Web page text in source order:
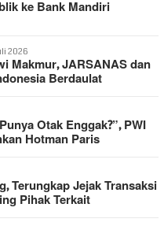
ke Bank Mandiri
2026
Makmur, JARSANAS dan
Berdaulat
Otak Enggak?”, PWI
Hotman Paris
Terungkap Jejak Transaksi
Pihak Terkait